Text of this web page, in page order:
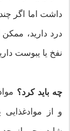
داشت اما اگر
درد دارید،
نفخ یا یبوست
چه باید کرد؟
و از موادغذایی